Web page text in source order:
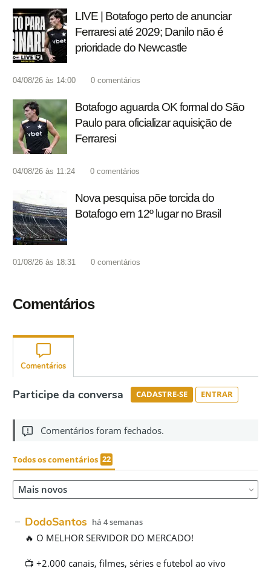
LIVE | Botafogo perto de anunciar
Ferraresi até 2029; Danilo não é
prioridade do Newcastle
04/08/26 às 14:00 0 comentários
Botafogo aguarda OK formal do São
Paulo para oficializar aquisição de
Ferraresi
04/08/26 às 11:24 0 comentários
Nova pesquisa põe torcida do
Botafogo em 12º lugar no Brasil
01/08/26 às 18:31 0 comentários
Comentários